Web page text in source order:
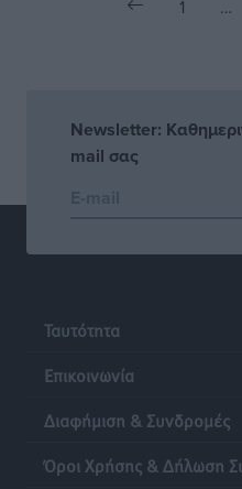
1 …
Newsletter:
mail σας
Ταυτότητα
Επικοινωνία
Διαφήμιση & Συνδρομές
Όροι Χρήσης & Δήλωση